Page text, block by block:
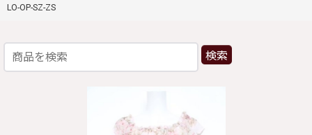
LO-OP-SZ-ZS
検索